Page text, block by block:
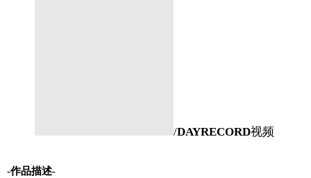
/DAYRECORD视频
-作品描述-